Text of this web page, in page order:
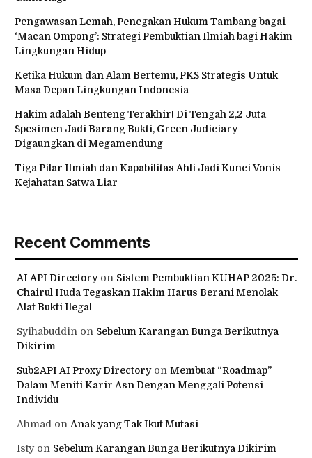
Pengawasan Lemah, Penegakan Hukum Tambang bagai
‘Macan Ompong’: Strategi Pembuktian Ilmiah bagi Hakim
Lingkungan Hidup
Ketika Hukum dan Alam Bertemu, PKS Strategis Untuk
Masa Depan Lingkungan Indonesia
Hakim adalah Benteng Terakhir! Di Tengah 2,2 Juta
Spesimen Jadi Barang Bukti, Green Judiciary
Digaungkan di Megamendung
Tiga Pilar Ilmiah dan Kapabilitas Ahli Jadi Kunci Vonis
Kejahatan Satwa Liar
Recent Comments
AI API Directoryon Sistem Pembuktian KUHAP 2025: Dr.
Chairul Huda Tegaskan Hakim Harus Berani Menolak
Alat Bukti Ilegal
Syihabuddin on Sebelum Karangan Bunga Berikutnya
Dikirim
Sub2API AI Proxy Directoryon Membuat “Roadmap”
Dalam Meniti Karir Asn Dengan Menggali Potensi
Individu
Ahmad on Anak yang Tak Ikut Mutasi
Istyon Sebelum Karangan Bunga Berikutnya Dikirim